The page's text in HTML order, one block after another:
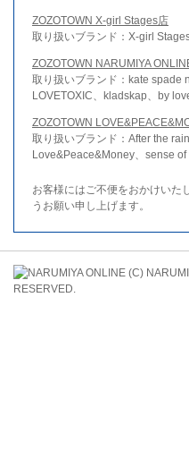
ZOZOTOWN X-girl Stages店
取り扱いブランド：X-girl
ZOZOTOWN NARUMIYA
取り扱いブランド：kate spade
LOVETOXIC、kladskap、by
ZOZOTOWN
取り扱いブランド：After the
Love&Peace&Money、sense
お客様にはご不便をおかけいた
うお願い申し上げます。